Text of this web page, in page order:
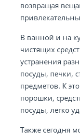
возвращая
В ванной и на
чистящих
устранения
посуды, печки,
предметов. К
порошки,
посуды, легко
Также сегодня